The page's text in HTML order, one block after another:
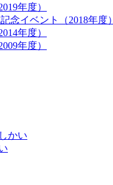
年度）
念イベント（2018年度）
年度）
年度）
かい